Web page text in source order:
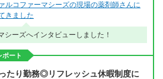
ルコファーマシーズの現場の薬剤師さんに
きました
シーズへインタビューしました！
ポート
たり勤務◎リフレッシュ休暇制度に